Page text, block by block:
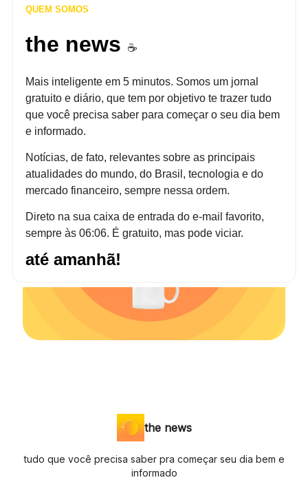
QUEM SOMOS
the news ☕️
Mais inteligente em 5 minutos. Somos um jornal
gratuito e diário, que tem por objetivo te trazer tudo
que você precisa saber para começar o seu dia bem
e informado.
Notícias, de fato, relevantes sobre as principais
atualidades do mundo, do Brasil, tecnologia e do
mercado financeiro, sempre nessa ordem.
Direto na sua caixa de entrada do e-mail favorito,
sempre às 06:06. É gratuito, mas pode viciar.
até amanhã!
the news
tudo que você precisa saber pra começar seu dia bem e
informado